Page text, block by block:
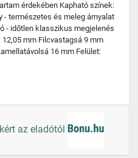
érdekében Kapható színek:
- természetes és meleg árnyalat
- időtlen klasszikus megjelenés
mm Filcvastagsá 9 mm
16 mm Felület:
az eladótól